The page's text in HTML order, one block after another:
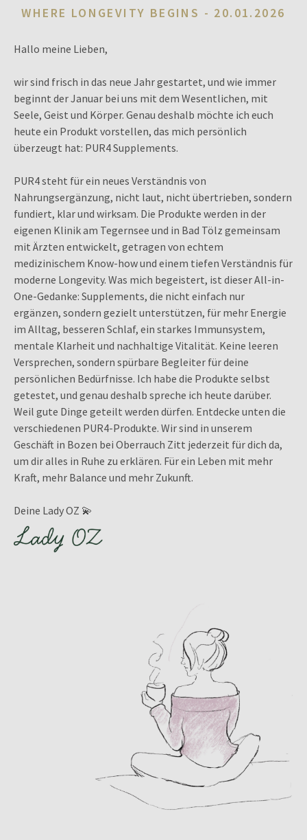
WHERE LONGEVITY BEGINS - 20.01.2026
Hallo meine Lieben,
wir sind frisch in das neue Jahr gestartet, und wie immer
beginnt der Januar bei uns mit dem Wesentlichen, mit
Seele, Geist und Körper. Genau deshalb möchte ich euch
heute ein Produkt vorstellen, das mich persönlich
überzeugt hat: PUR4 Supplements.
PUR4 steht für ein neues Verständnis von
Nahrungsergänzung, nicht laut, nicht übertrieben, sondern
fundiert, klar und wirksam. Die Produkte werden in der
eigenen Klinik am Tegernsee und in Bad Tölz gemeinsam
mit Ärzten entwickelt, getragen von echtem
medizinischem Know-how und einem tiefen Verständnis für
moderne Longevity. Was mich begeistert, ist dieser All-in-
One-Gedanke: Supplements, die nicht einfach nur
ergänzen, sondern gezielt unterstützen, für mehr Energie
im Alltag, besseren Schlaf, ein starkes Immunsystem,
mentale Klarheit und nachhaltige Vitalität. Keine leeren
Versprechen, sondern spürbare Begleiter für deine
persönlichen Bedürfnisse. Ich habe die Produkte selbst
getestet, und genau deshalb spreche ich heute darüber.
Weil gute Dinge geteilt werden dürfen. Entdecke unten die
verschiedenen PUR4-Produkte. Wir sind in unserem
Geschäft in Bozen bei Oberrauch Zitt jederzeit für dich da,
um dir alles in Ruhe zu erklären. Für ein Leben mit mehr
Kraft, mehr Balance und mehr Zukunft.
Deine Lady OZ 💫